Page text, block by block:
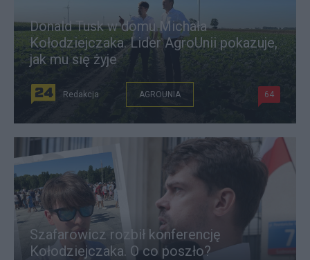
Donald Tusk w domu Michała
Kołodziejczaka. Lider AgroUnii pokazuje,
jak mu się żyje
Redakcja AGROUNIA 64
Szafarowicz rozbił konferencję
Kołodziejczaka. O co poszło?